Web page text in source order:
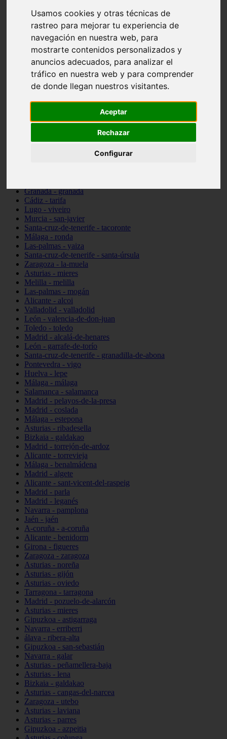
Usamos cookies y otras técnicas de
rastreo para mejorar tu experiencia de
navegación en nuestra web, para
mostrarte contenidos personalizados y
anuncios adecuados, para analizar el
tráfico en nuestra web y para comprender
de donde llegan nuestros visitantes.
Aceptar
Rechazar
Configurar
vocabulario de cocina
Madrid - pozuelo-de-alarcón
Teruel - sarrión
Cádiz - algodonales
Illes-balears - inca
Madrid - madrid
Málaga - torremolinos
Asturias - oviedo
Cádiz - el-puerto-de-santa-maría
Asturias - aller
Toledo - illescas
Málaga - marbella
Granada - granada
Cádiz - tarifa
Lugo - viveiro
Murcia - san-javier
Santa-cruz-de-tenerife - tacoronte
Málaga - ronda
Las-palmas - yaiza
Santa-cruz-de-tenerife - santa-úrsula
Zaragoza - la-muela
Asturias - mieres
Melilla - melilla
Las-palmas - mogán
Alicante - alcoi
Valladolid - valladolid
León - valencia-de-don-juan
Toledo - toledo
Madrid - alcalá-de-henares
León - garrafe-de-torío
Santa-cruz-de-tenerife - granadilla-de-abona
Pontevedra - vigo
Huelva - lepe
Málaga - málaga
Salamanca - salamanca
Madrid - pelayos-de-la-presa
Madrid - coslada
Málaga - estepona
Asturias - ribadesella
Bizkaia - galdakao
Madrid - torrejón-de-ardoz
Alicante - torrevieja
Málaga - benalmádena
Madrid - algete
Alicante - sant-vicent-del-raspeig
Madrid - parla
Madrid - leganés
Navarra - pamplona
Jaén - jaén
A-coruña - a-coruña
Alicante - benidorm
Girona - figueres
Zaragoza - zaragoza
Asturias - noreña
Asturias - gijón
Asturias - oviedo
Tarragona - tarragona
Madrid - pozuelo-de-alarcón
Asturias - mieres
Gipuzkoa - astigarraga
Navarra - erriberri
álava - ribera-alta
Gipuzkoa - san-sebastián
Navarra - galar
Asturias - peñamellera-baja
Asturias - lena
Bizkaia - galdakao
Asturias - cangas-del-narcea
Zaragoza - utebo
Asturias - laviana
Asturias - parres
Gipuzkoa - azpeitia